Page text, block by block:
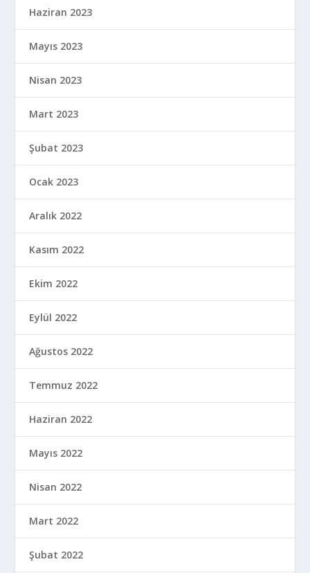
Haziran 2023
Mayıs 2023
Nisan 2023
Mart 2023
Şubat 2023
Ocak 2023
Aralık 2022
Kasım 2022
Ekim 2022
Eylül 2022
Ağustos 2022
Temmuz 2022
Haziran 2022
Mayıs 2022
Nisan 2022
Mart 2022
Şubat 2022